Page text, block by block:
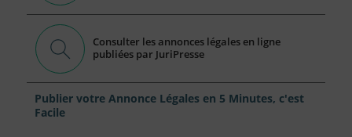
Consulter les annonces légales en ligne
publiées par JuriPresse
Publier votre Annonce Légales en 5 Minutes, c'est
Facile